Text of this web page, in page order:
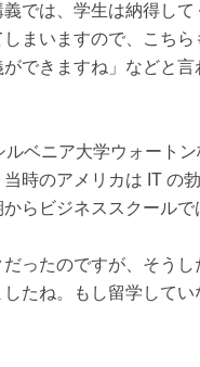
では、学生は納得し
まいますので、こち
できますね」などと
ルベニア大学ウォート
時のアメリカは IT の
らビジネススクールで
ったのですが、そう
たね。もし留学して